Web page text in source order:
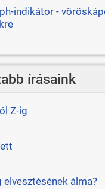
indikátor -
írásaink
Z-ig
álma?